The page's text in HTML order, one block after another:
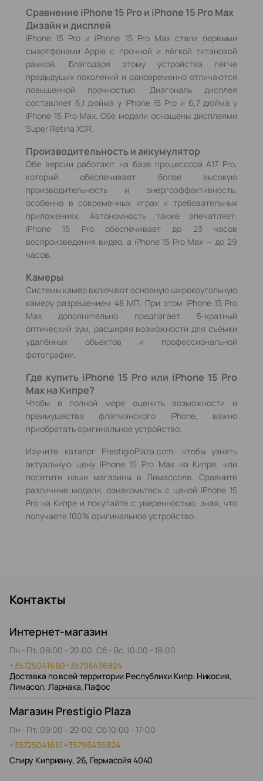
Сравнение iPhone 15 Pro и iPhone 15 Pro Max
Дизайн и дисплей
iPhone 15 Pro и iPhone 15 Pro Max стали первыми
смартфонами Apple с прочной и лёгкой титановой
рамкой. Благодаря этому устройства легче
предыдущих поколений и одновременно отличаются
повышенной прочностью. Диагональ дисплея
составляет 6,1 дюйма у iPhone 15 Pro и 6,7 дюйма у
iPhone 15 Pro Max. Обе модели оснащены дисплеями
Super Retina XDR.
Производительность и аккумулятор
Обе версии работают на базе процессора A17 Pro,
который обеспечивает более высокую
производительность и энергоэффективность,
особенно в современных играх и требовательных
приложениях. Автономность также впечатляет:
iPhone 15 Pro обеспечивает до 23 часов
воспроизведения видео, а iPhone 15 Pro Max — до 29
часов.
Камеры
Системы камер включают основную широкоугольную
камеру разрешением 48 МП. При этом iPhone 15 Pro
Max дополнительно предлагает 5-кратный
оптический зум, расширяя возможности для съёмки
удалённых объектов и профессиональной
фотографии.
Где купить iPhone 15 Pro или iPhone 15 Pro
Max на Кипре?
Чтобы в полной мере оценить возможности и
преимущества флагманского iPhone, важно
приобретать оригинальное устройство.
Изучите каталог PrestigioPlaza.com, чтобы узнать
актуальную цену iPhone 15 Pro Max на Кипре, или
посетите наши магазины в Лимассоле. Сравните
различные модели, ознакомьтесь с ценой iPhone 15
Pro на Кипре и покупайте с уверенностью, зная, что
получаете 100% оригинальное устройство.
Контакты
Интернет-магазин
Пн - Пт, 09:00 - 20:00, Сб - Вс, 10:00 - 19:00
+35725041660+35796436824
Доставка по всей территории Республики Кипр: Никосия,
Лимасол, Ларнака, Пафос
Магазин Prestigio Plaza
Пн - Пт, 09:00 - 20:00, Сб 10:00 - 17:00
+35725041661+35796436824
Спиру Киприану, 26, Гермасойя 4040